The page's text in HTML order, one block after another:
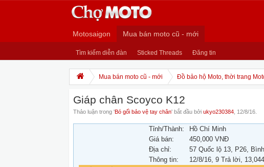
Motosaigon Mua bán moto cũ - mới
Tìm kiếm diễn đàn Sticked Threads Đăng tin
Mua bán moto cũ - mới Đồ bảo hộ Moto, thời trang
Giáp chân Scoyco K12
Thảo luận trong 'Bó gối bảo vệ tay chân' bắt đầu bởi ukyo230384 12/8/16
Tỉnh/Thành:
Hồ Chí Minh
Giá bán:
450,000 VNĐ
Địa chỉ:
57 Quốc lộ 13, P26,
Thông tin:
12/8/16, 9 Trả lời,